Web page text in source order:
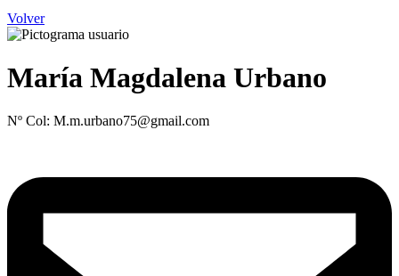
Volver
María Magdalena Urbano
Nº Col: M.m.urbano75@gmail.com